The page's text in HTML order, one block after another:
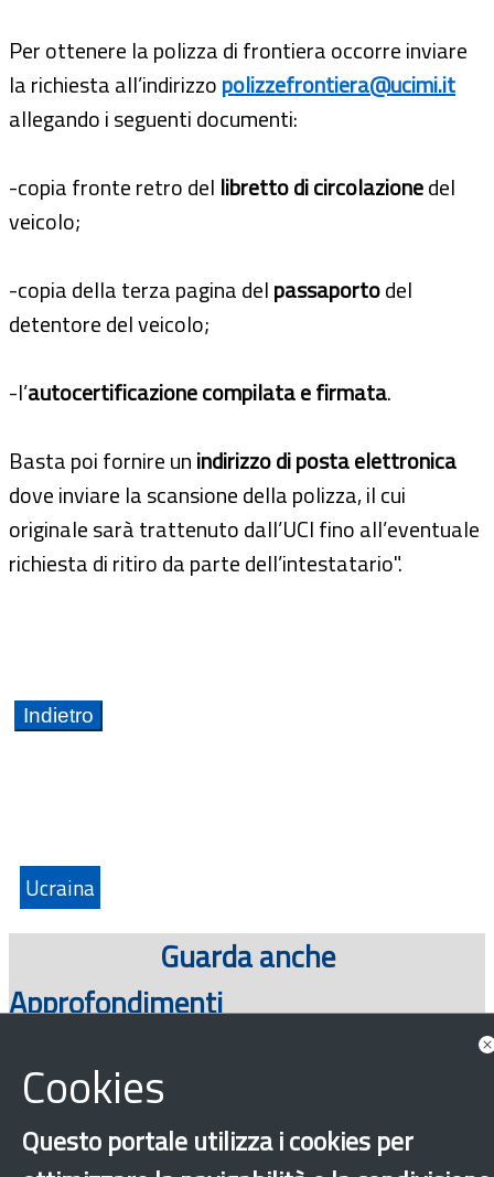
Per ottenere la polizza di frontiera occorre inviare
la richiesta all’indirizzopolizzefrontiera@ucimi.it
allegando i seguenti documenti:
-copia fronte retro del libretto di circolazionedel
veicolo;
-copia della terza pagina delpassaportodel
detentore del veicolo;
-l’autocertificazione compilata e firmata.
Basta poi fornire unindirizzo di posta elettronica
dove inviare la scansione della polizza, il cui
originale sarà trattenuto dall’UCI fino all’eventuale
richiesta di ritiro da parte dell’intestatario".
Ucraina
Guarda anche
Approfondimenti
Cookies
Questo portale utilizza i cookies per